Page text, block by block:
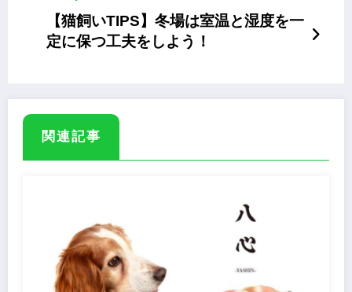
【猫飼いTIPS】冬場は室温と湿度を一
定に保つ工夫をしよう！
関連記事